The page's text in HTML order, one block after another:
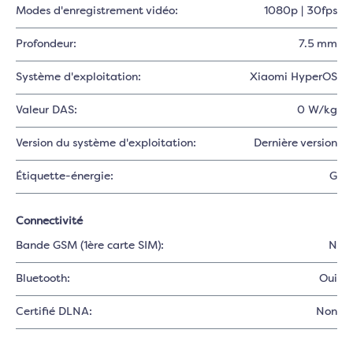
Modes d'enregistrement vidéo: 1080p | 30fps
Profondeur: 7.5 mm
Système d'exploitation: Xiaomi HyperOS
Valeur DAS: 0 W/kg
Version du système d'exploitation: Dernière version
Étiquette-énergie: G
Connectivité
Bande GSM (1ère carte SIM): N
Bluetooth: Oui
Certifié DLNA: Non